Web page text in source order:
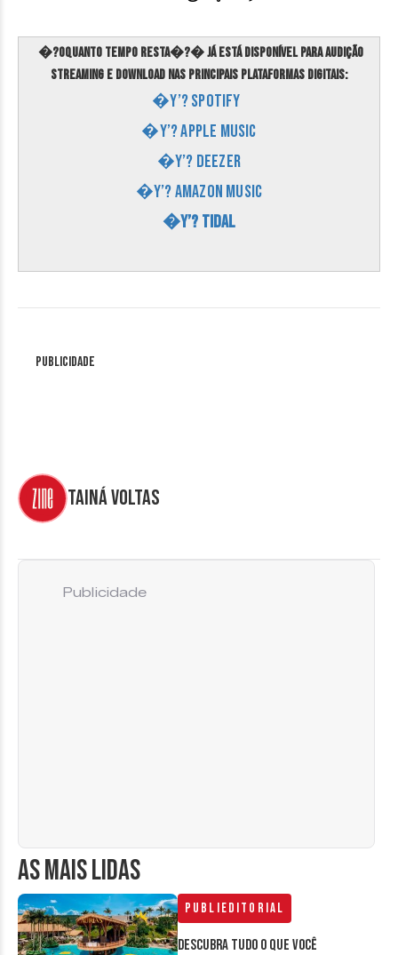
�?oQuanto Tempo Resta�?� já está disponível para audição
streaming e download nas principais plataformas digitais:
�Y’? Spotify
�Y’? Apple Music
�Y’? Deezer
�Y’? Amazon Music
�Y’? Tidal
Publicidade
Tainá Voltas
AS MAIS LIDAS
Publieditorial
Descubra tudo o que você
Publicidade